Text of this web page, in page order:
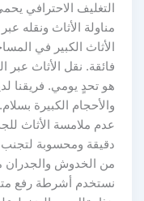
التغليف الاحترافي
مناولة الأثاث ونقله
الأثاث الكبير في
فائقة. نقل الأثاث عبر
هو تحدٍ يومي. فريقنا
والأحجام الكبيرة
عدم ملامسة الأثاث
دقيقة ومحسوبة
من الخدوش
نستخدم أشرطة رفع